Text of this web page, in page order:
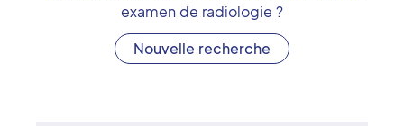
examen de radiologie ?
Nouvelle recherche